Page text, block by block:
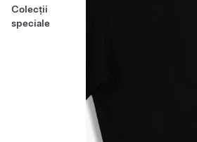
Colecții
speciale